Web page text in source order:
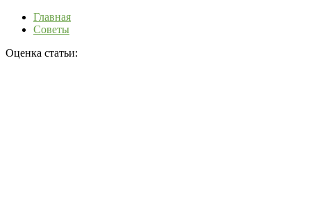
Главная
Советы
Оценка статьи: